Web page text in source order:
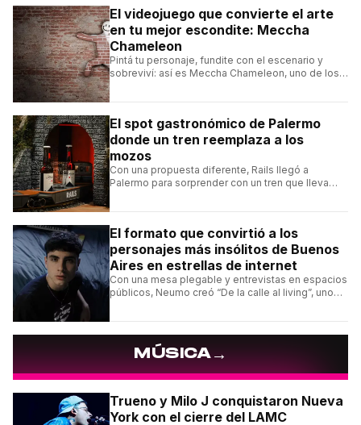
El videojuego que convierte el arte
en tu mejor escondite: Meccha
Chameleon
Pintá tu personaje, fundite con el escenario y
sobreviví: así es Meccha Chameleon, uno de los
El spot gastronómico de Palermo
donde un tren reemplaza a los
mozos
Con una propuesta diferente, Rails llegó a
Palermo para sorprender con un tren que lleva
El formato que convirtió a los
personajes más insólitos de Buenos
Aires en estrellas de internet
Con una mesa plegable y entrevistas en espacios
públicos, Neumo creó “De la calle al living”, uno
MÚSICA→
Trueno y Milo J conquistaron Nueva
York con el cierre del LAMC